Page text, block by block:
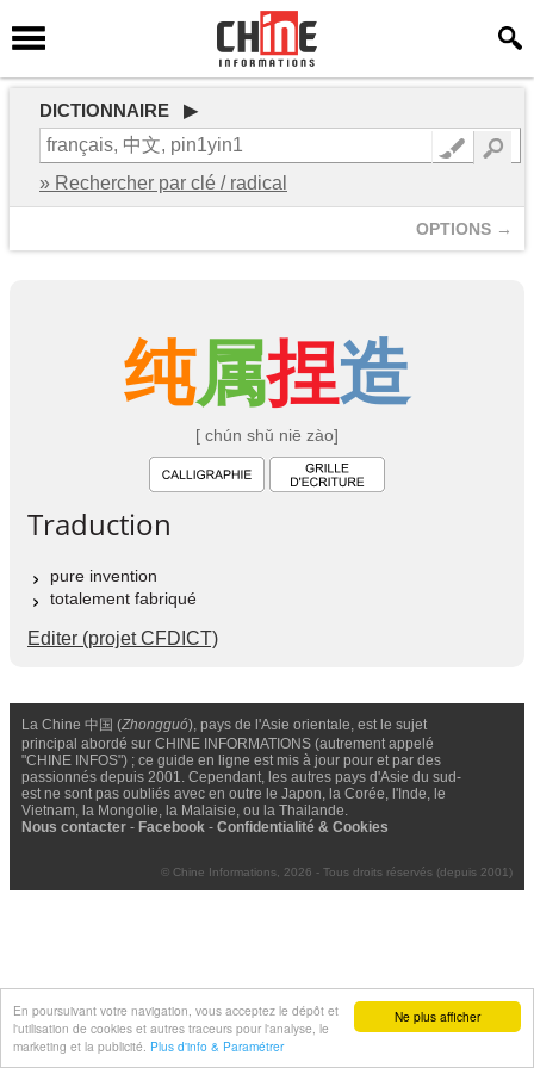
Ne plus afficher
En poursuivant votre navigation, vous acceptez le dépôt et
l'utilisation de cookies et autres traceurs pour l'analyse, le
marketing et la publicité. Plus d'info & Paramétrer
DICTIONNAIRE ▶
» Rechercher par clé / radical
OPTIONS →
纯属捏造
[ chún shǔ niē zào]
Traduction
pure invention
totalement fabriqué
Editer (projet CFDICT)
La Chine 中国 (Zhongguó), pays de l'Asie orientale, est le sujet
principal abordé sur CHINE INFORMATIONS (autrement appelé
"CHINE INFOS") ; ce guide en ligne est mis à jour pour et par des
passionnés depuis 2001. Cependant, les autres pays d'Asie du sud-
est ne sont pas oubliés avec en outre le Japon, la Corée, l'Inde, le
Vietnam, la Mongolie, la Malaisie, ou la Thailande.
Nous contacter - Facebook - Confidentialité & Cookies
© Chine Informations, 2026 - Tous droits réservés (depuis 2001)